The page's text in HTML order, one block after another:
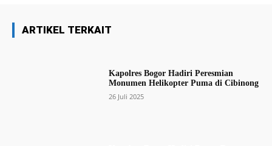
ARTIKEL TERKAIT
Kapolres Bogor Hadiri Peresmian
Monumen Helikopter Puma di Cibinong
26 Juli 2025